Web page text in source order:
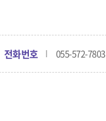
전화번호 055-572-7803